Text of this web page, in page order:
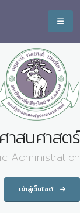
าสนศาสตร์
Administration
เข้าสู่เว็บไซต์